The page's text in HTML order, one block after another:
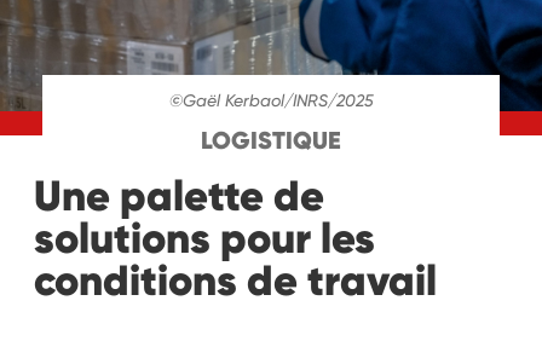
©Gaël Kerbaol/INRS/2025
LOGISTIQUE
Une palette de
solutions pour les
conditions de travail